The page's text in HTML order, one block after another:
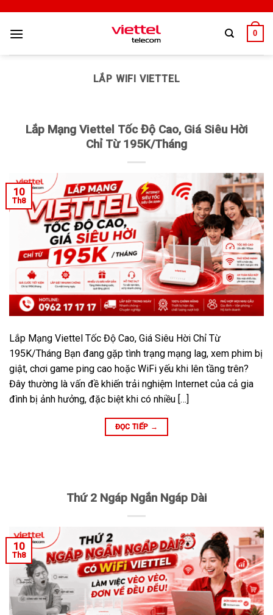
0
LẮP WIFI VIETTEL
Lắp Mạng Viettel Tốc Độ Cao, Giá Siêu Hời
Chỉ Từ 195K/Tháng
10
Th8
Lắp Mạng Viettel Tốc Độ Cao, Giá Siêu Hời Chỉ Từ
195K/Tháng Bạn đang gặp tình trạng mạng lag, xem phim bị
giật, chơi game ping cao hoặc WiFi yếu khi lên tầng trên?
Đây thường là vấn đề khiến trải nghiệm Internet của cả gia
đình bị ảnh hưởng, đặc biệt khi có nhiều […]
ĐỌC TIẾP →
Thứ 2 Ngáp Ngắn Ngáp Dài
10
Th8